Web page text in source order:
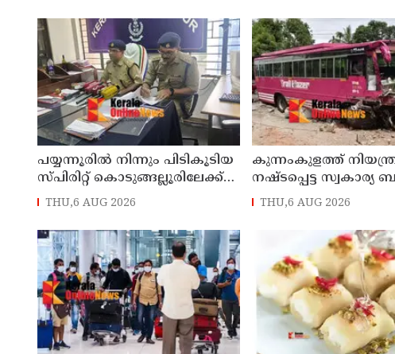
പയ്യന്നൂരിൽ നിന്നും പിടികൂടിയ
സ്പിരിറ്റ് കൊടുങ്ങല്ലൂരിലേക്ക്
എത്തിക്കാൻ പദ്ധതിയിട്ടുവെന്ന്
എക്സൈസ് ഡെപ്യൂട്ടി
കമ്മിഷണർ
THU,6 AUG 2026
കുന്നംകുളത്ത്
നഷ്ടപ്പെട്ട സ്വകാര്യ
മറിഞ്ഞ സംഭവം;
രണ്ടായി, എട്ടുപേർക്ക്
THU,6 AUG 2026